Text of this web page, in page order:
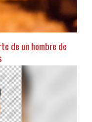
de un hombre de